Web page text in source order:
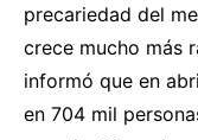
precariedad del
crece mucho más
informó que en
en 704 mil